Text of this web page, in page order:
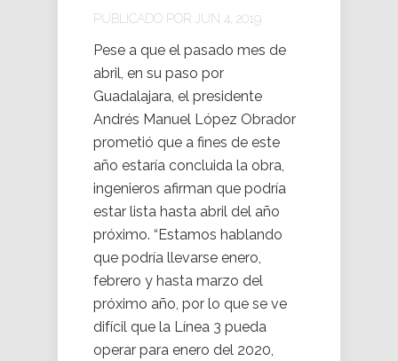
PUBLICADO POR JUN 4, 2019
Pese a que el pasado mes de
abril, en su paso por
Guadalajara, el presidente
Andrés Manuel López Obrador
prometió que a fines de este
año estaría concluida la obra,
ingenieros afirman que podría
estar lista hasta abril del año
próximo. “Estamos hablando
que podría llevarse enero,
febrero y hasta marzo del
próximo año, por lo que se ve
difícil que la Línea 3 pueda
operar para enero del 2020,